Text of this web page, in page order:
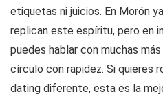
etiquetas ni juicios. En Morón
replican este espíritu, pero en
puedes hablar con muchas
círculo con rapidez. Si quieres
dating diferente, esta es la